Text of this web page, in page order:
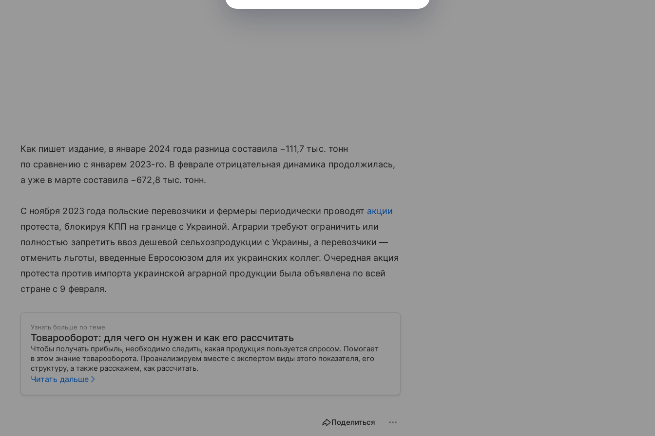
Как пишет издание, в январе 2024 года разница составила −111,7 тыс. тонн
по сравнению с январем 2023-го. В феврале отрицательная динамика продолжилась,
а уже в марте составила −672,8 тыс. тонн.
С ноября 2023 года польские перевозчики и фермеры периодически проводят акции
протеста, блокируя КПП на границе с Украиной. Аграрии требуют ограничить или
полностью запретить ввоз дешевой сельхозпродукции с Украины, а перевозчики —
отменить льготы, введенные Евросоюзом для их украинских коллег. Очередная акция
протеста против импорта украинской аграрной продукции была объявлена по всей
стране с 9 февраля.
Узнать больше по теме
Товарооборот: для чего он нужен и как его рассчитать
Чтобы получать прибыль, необходимо следить, какая продукция пользуется спросом. Помогает
в этом знание товарооборота. Проанализируем вместе с экспертом виды этого показателя, его
структуру, а также расскажем, как рассчитать.
Читать дальше
Поделиться